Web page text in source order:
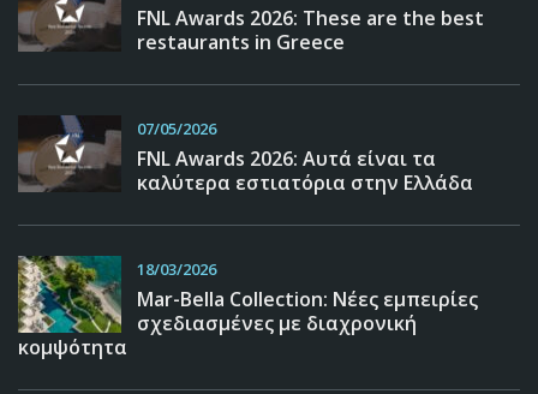
FNL Awards 2026: These are the best
restaurants in Greece
07/05/2026
FNL Awards 2026: Αυτά είναι τα
καλύτερα εστιατόρια στην Ελλάδα
18/03/2026
Mar-Bella Collection: Νέες εμπειρίες
σχεδιασμένες με διαχρονική
κομψότητα